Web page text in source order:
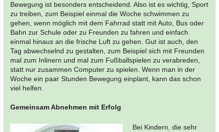
Bewegung ist besonders entscheidend. Also ist es wichtig, Sport
zu treiben, zum Beispiel einmal die Woche schwimmen zu
gehen, wenn möglich mit dem Fahrrad statt mit Auto, Bus oder
Bahn zur Schule oder zu Freunden zu fahren und einfach
einmal hinaus an die frische Luft zu gehen. Gut ist auch, den
Tag abwechselnd zu gestalten, zum Beispiel sich mit Freunden
mal zum Inlinern und mal zum Fußballspielen zu verabreden,
statt nur zusammen Computer zu spielen. Wenn man in der
Woche ein paar Stunden Bewegung einplant, kann das schon
viel helfen.
Gemeinsam Abnehmen mit Erfolg
Bei Kindern, die sehr